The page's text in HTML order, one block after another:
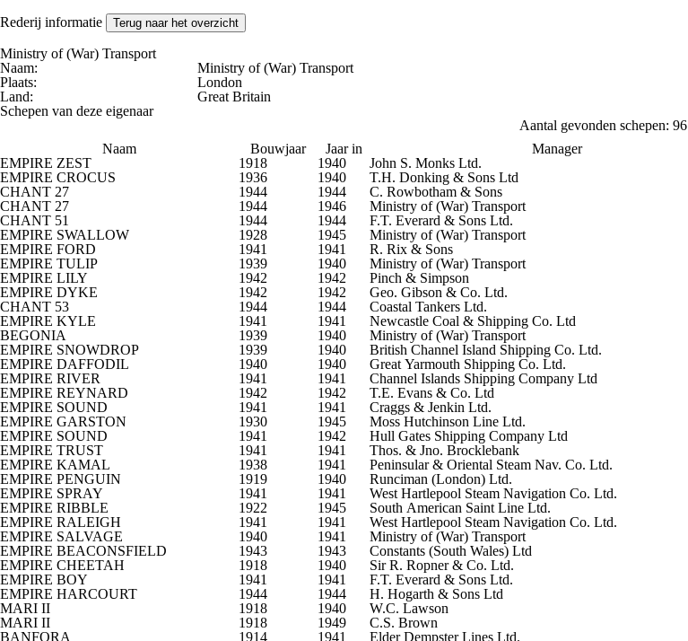
Rederij informatie
Terug naar het overzicht
Ministry of (War) Transport
Naam:
Ministry of (War) Transport
Plaats:
London
Land:
Great Britain
Schepen van deze eigenaar
Aantal gevonden schepen: 96
Naam
Bouwjaar Jaar in Manager
EMPIRE ZEST
1918 1940 John S. Monks Ltd.
EMPIRE CROCUS
1936 1940 T.H. Donking & Sons Ltd
CHANT 27
1944 1944 C. Rowbotham & Sons
CHANT 27
1944 1946 Ministry of (War) Transport
CHANT 51
1944 1944 F.T. Everard & Sons Ltd.
EMPIRE SWALLOW
1928 1945 Ministry of (War) Transport
EMPIRE FORD
1941 1941 R. Rix & Sons
EMPIRE TULIP
1939 1940 Ministry of (War) Transport
EMPIRE LILY
1942 1942 Pinch & Simpson
EMPIRE DYKE
1942 1942 Geo. Gibson & Co. Ltd.
CHANT 53
1944 1944 Coastal Tankers Ltd.
EMPIRE KYLE
1941 1941 Newcastle Coal & Shipping Co. Ltd
BEGONIA
1939 1940 Ministry of (War) Transport
EMPIRE SNOWDROP
1939 1940 British Channel Island Shipping Co. Ltd.
EMPIRE DAFFODIL
1940 1940 Great Yarmouth Shipping Co. Ltd.
EMPIRE RIVER
1941 1941 Channel Islands Shipping Company Ltd
EMPIRE REYNARD
1942 1942 T.E. Evans & Co. Ltd
EMPIRE SOUND
1941 1941 Craggs & Jenkin Ltd.
EMPIRE GARSTON
1930 1945 Moss Hutchinson Line Ltd.
EMPIRE SOUND
1941 1942 Hull Gates Shipping Company Ltd
EMPIRE TRUST
1941 1941 Thos. & Jno. Brocklebank
EMPIRE KAMAL
1938 1941 Peninsular & Oriental Steam Nav. Co. Ltd.
EMPIRE PENGUIN
1919 1940 Runciman (London) Ltd.
EMPIRE SPRAY
1941 1941 West Hartlepool Steam Navigation Co. Ltd.
EMPIRE RIBBLE
1922 1945 South American Saint Line Ltd.
EMPIRE RALEIGH
1941 1941 West Hartlepool Steam Navigation Co. Ltd.
EMPIRE SALVAGE
1940 1941 Ministry of (War) Transport
EMPIRE BEACONSFIELD
1943 1943 Constants (South Wales) Ltd
EMPIRE CHEETAH
1918 1940 Sir R. Ropner & Co. Ltd.
EMPIRE BOY
1941 1941 F.T. Everard & Sons Ltd.
EMPIRE HARCOURT
1944 1944 H. Hogarth & Sons Ltd
MARI II
1918 1940 W.C. Lawson
MARI II
1918 1949 C.S. Brown
BANFORA
1914 1941 Elder Dempster Lines Ltd.